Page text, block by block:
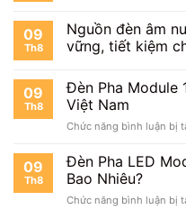
09
Th8
Nguồn đèn âm
vững, tiết kiệm
09
Th8
Đèn Pha Module
Việt Nam
Chức năng bình luận bị
09
Th8
Đèn Pha LED
Bao Nhiêu?
Chức năng bình luận bị